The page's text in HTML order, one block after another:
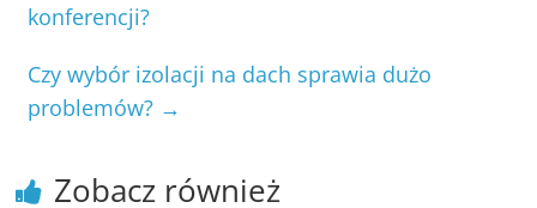
konferencji?
Czy wybór izolacji na dach sprawia dużo
problemów? →
Zobacz również